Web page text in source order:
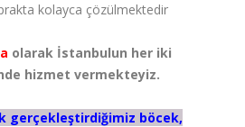
kolayca çözülmektedir
olarak İstanbulun her iki
hizmet vermekteyiz.
gerçekleştirdiğimiz böcek,